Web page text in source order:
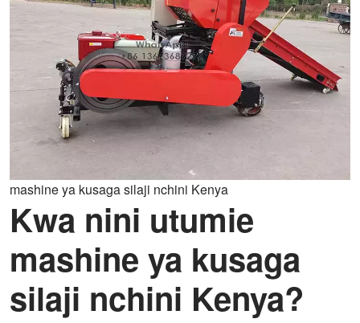
mashine ya kusaga silaji nchini Kenya
Kwa nini utumie
mashine ya kusaga
silaji nchini Kenya?